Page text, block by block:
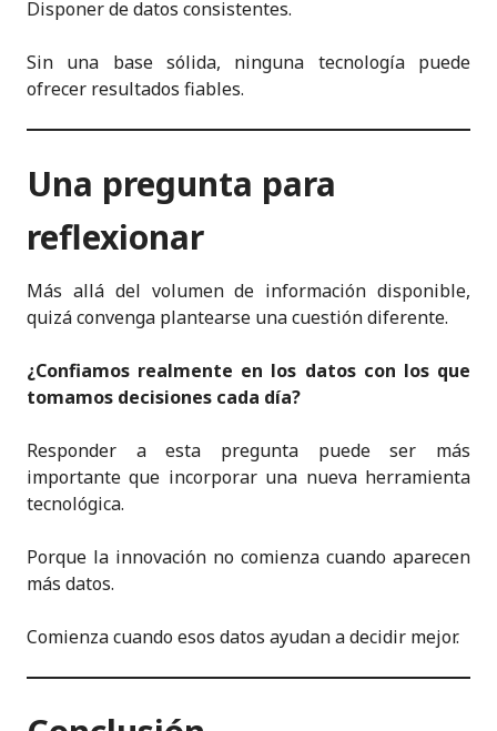
Disponer de datos consistentes.
Sin una base sólida, ninguna tecnología puede
ofrecer resultados fiables.
Una pregunta para
reflexionar
Más allá del volumen de información disponible,
quizá convenga plantearse una cuestión diferente.
¿Confiamos realmente en los datos con los que
tomamos decisiones cada día?
Responder a esta pregunta puede ser más
importante que incorporar una nueva herramienta
tecnológica.
Porque la innovación no comienza cuando aparecen
más datos.
Comienza cuando esos datos ayudan a decidir mejor.